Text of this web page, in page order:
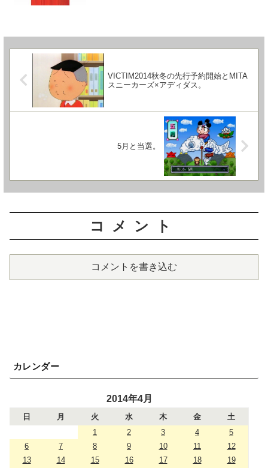
VICTIM2014秋冬の先行予約開始とMITA
スニーカーズ×アディダス。
5月と当選。
コメント
コメントを書き込む
カレンダー
2014年4月
日 月 火 水 木 金
土
1
2 3 4
5
6
7 8 9 10 11
12
13
14 15 16 17 18
19